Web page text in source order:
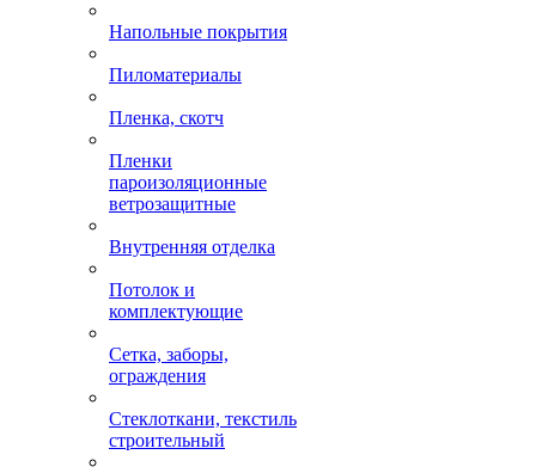
Напольные покрытия
Пиломатериалы
Пленка, скотч
Пленки
пароизоляционные
ветрозащитные
Внутренняя отделка
Потолок и
комплектующие
Сетка, заборы,
ограждения
Стеклоткани, текстиль
строительный